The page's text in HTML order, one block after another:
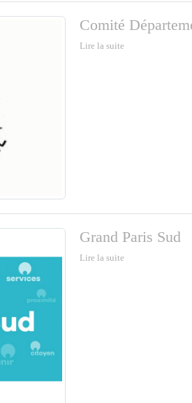
Comité
Lire la suite
Grand Paris Sud
Lire la suite